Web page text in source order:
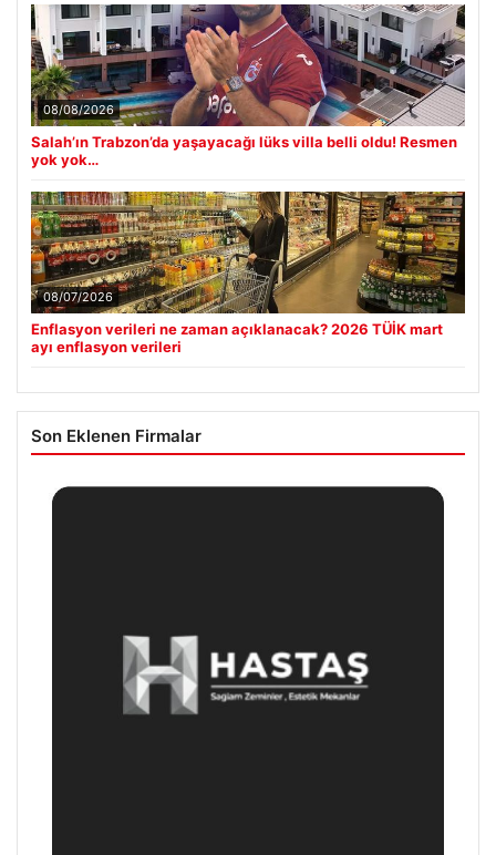
08/08/2026
Salah’ın Trabzon’da yaşayacağı lüks villa belli oldu! Resmen
yok yok…
08/07/2026
Enflasyon verileri ne zaman açıklanacak? 2026 TÜİK mart
ayı enflasyon verileri
Son Eklenen Firmalar